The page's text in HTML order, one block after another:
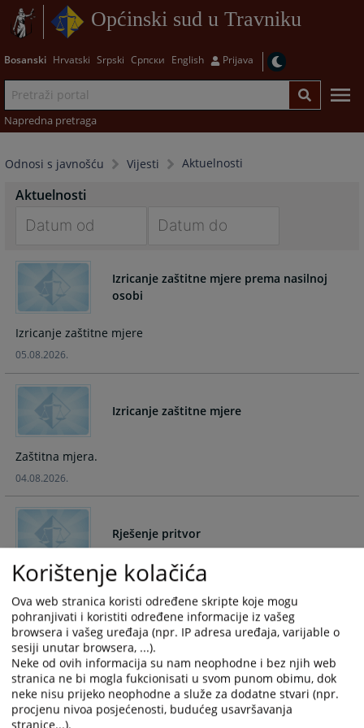
Općinski sud u Travniku
Bosanski Hrvatski Srpski Српски English Prijava
Napredna pretraga
Odnosi s javnošću Vijesti Aktuelnosti
Aktuelnosti
forward
interact
the
calendar
and
date.
Press
question
the
shortcuts
for
changing
dates.
forward
to
and
a
to
the
shortcuts
for
changing
dates.
Izricanje zaštitne mjere prema nasilnoj
osobi
Izricanje zaštitne mjere
05.08.2026.
Izricanje zaštitne mjere
Zaštitna mjera.
04.08.2026.
Rješenje pritvor
Rješenje pritvor
27.07.2026.
Određivanje pritvora
Određivanje pritvora
24.07.2026.
Korištenje kolačića
Ova web stranica koristi određene skripte koje mogu
pohranjivati i koristiti određene informacije iz vašeg
browsera i vašeg uređaja (npr. IP adresa uređaja, varijable o
sesiji unutar browsera, ...).
Neke od ovih informacija su nam neophodne i bez njih web
stranica ne bi mogla fukcionisati u svom punom obimu, dok
neke nisu prijeko neophodne a služe za dodatne stvari (npr.
procjenu nivoa posjećenosti, budućeg usavršavanja
stranice...).